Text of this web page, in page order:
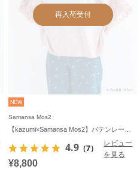
再入荷受付
NEW
Samansa Mos2
4.9 （7）
レビュー
を見る
¥8,800